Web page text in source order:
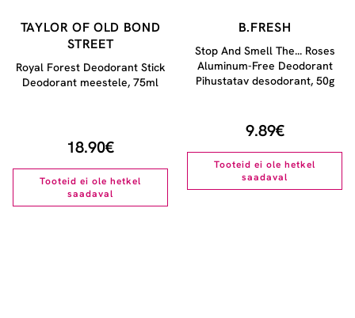
TAYLOR OF OLD BOND
STREET
Royal Forest Deodorant Stick
Deodorant meestele, 75ml
18.90€
Tooteid ei ole hetkel
saadaval
B.FRESH
Stop And Smell The... Roses
Aluminum-Free Deodorant
Pihustatav desodorant, 50g
9.89€
Tooteid ei ole hetkel
saadaval